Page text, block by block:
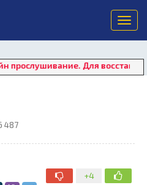
Для восстановления
487
+4